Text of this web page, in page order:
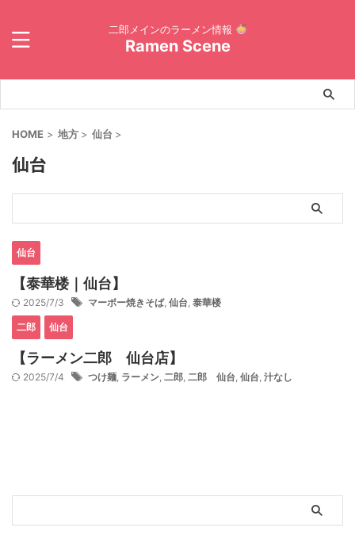
二郎メインのラーメン情報
Ramen Scene
HOME > 地方 > 仙台 >
仙台
仙台
【泰華楼｜仙台】
2025/7/3 マーボー焼きそば, 仙台, 泰華楼
二郎 仙台
【ラーメン二郎 仙台店】
2025/7/4 つけ麺, ラーメン, 二郎, 二郎 仙台, 仙台, 汁なし